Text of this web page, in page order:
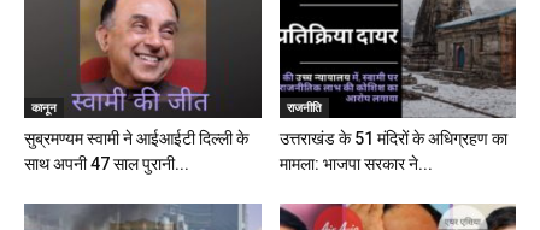
कानून
सुब्रमण्यम स्वामी ने आईआईटी दिल्ली के
साथ अपनी 47 साल पुरानी...
राजनीति
उत्तराखंड के 51 मंदिरों के अधिग्रहण का
मामला: भाजपा सरकार ने...